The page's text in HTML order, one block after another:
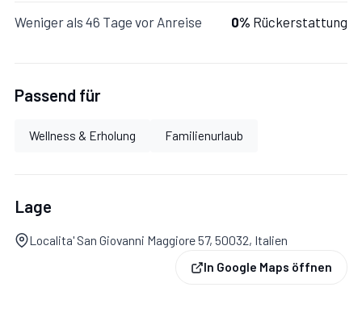
max. Tiefe: 2.2m, min. Tiefe: 1.2m, Außen), Dusche, WiFi
Parkplatz:
Weniger als 46 Tage vor Anreise 0% Rückerstattung
Passend für
Wellness & Erholung Familienurlaub
Lage
Localita' San Giovanni Maggiore 57, 50032, Italien
In Google Maps öffnen